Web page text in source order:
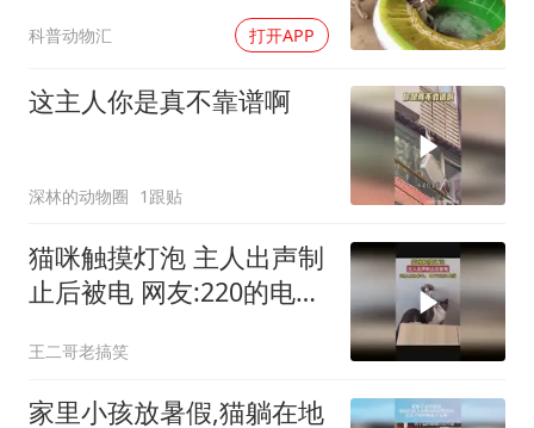
科普动物汇 打开APP
这主人你是真不靠谱啊
深林的动物圈 1跟贴
猫咪触摸灯泡 主人出声制
止后被电 网友:220的电，
王二哥老搞笑
家里小孩放暑假,猫躺在地